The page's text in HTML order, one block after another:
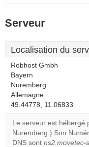
Serveur
Localisation du
Robhost Gmbh
Bayern
Nuremberg
Allemagne
49.44778, 11.06833
Le serveur est hébergé
Nuremberg.) Son
DNS sont ns2.movetec-